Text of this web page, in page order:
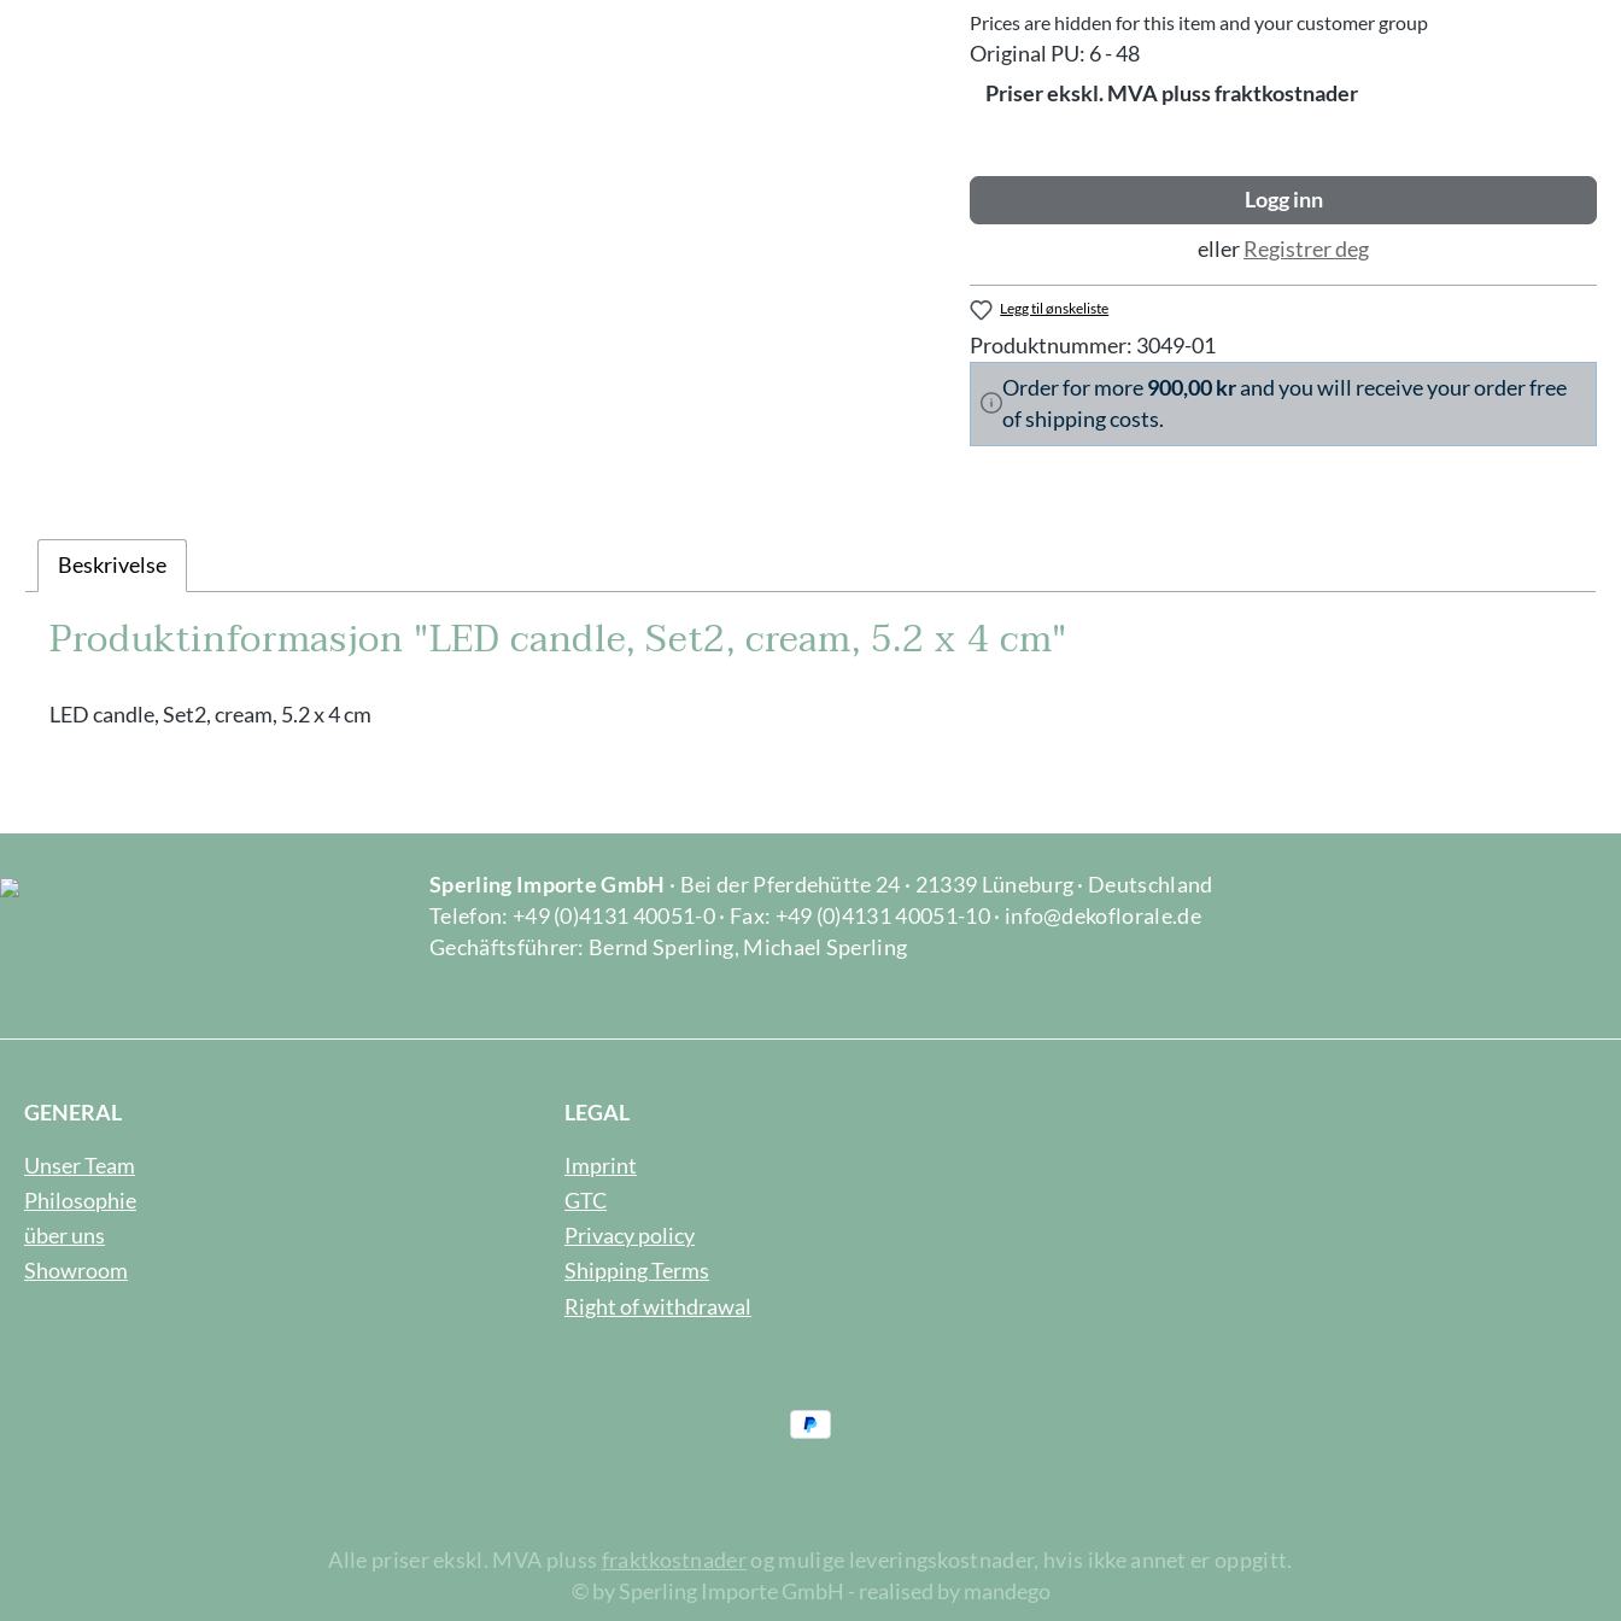
Prices are hidden for this item and your customer group
Original PU: 6 - 48
Priser ekskl. MVA pluss fraktkostnader
Logg inn
ellerRegistrer deg
Legg til ønskeliste
Produktnummer: 3049-01
Order for more900,00 krand you will receive your order free
of shipping costs.
Beskrivelse
Produktinformasjon "LED candle, Set2, cream, 5.2 x 4 cm"
LED candle, Set2, cream, 5.2 x 4 cm
Sperling Importe GmbH · Bei der Pferdehütte 24 · 21339 Lüneburg · Deutschland
Telefon: +49 (0)4131 40051-0 · Fax: +49 (0)4131 40051-10 · info@dekoflorale.de
Gechäftsführer: Bernd Sperling, Michael Sperling
GENERAL
Unser Team
Philosophie
über uns
Showroom
LEGAL
Imprint
GTC
Privacy policy
Shipping Terms
Right of withdrawal
Alle priser ekskl. MVA pluss fraktkostnaderog mulige leveringskostnader, hvis ikke annet er oppgitt.
© by Sperling Importe GmbH - realised by mandego